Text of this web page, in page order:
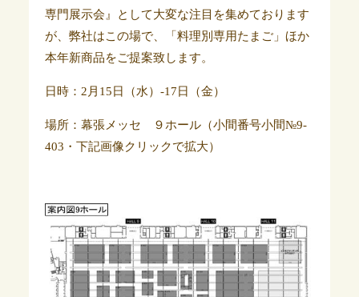
専門展示会』として大変な注目を集めております
が、弊社はこの場で、「料理別専用たまご」ほか
本年新商品をご提案致します。
日時：2月15日（水）-17日（金）
場所：幕張メッセ ９ホール（小間番号小間№9-
403・下記画像クリックで拡大）